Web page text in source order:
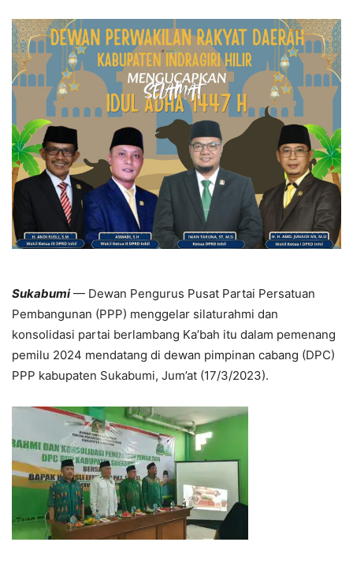
Sukabumi— Dewan Pengurus Pusat Partai Persatuan
Pembangunan (PPP) menggelar silaturahmi dan
konsolidasi partai berlambang Ka’bah itu dalam pemenang
pemilu 2024 mendatang di dewan pimpinan cabang (DPC)
PPP kabupaten Sukabumi, Jum’at (17/3/2023).